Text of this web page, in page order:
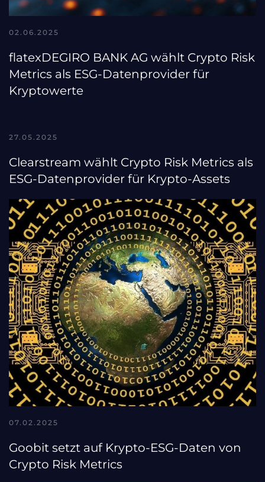
02.06.2025
flatexDEGIRO BANK AG wählt Crypto Risk
Metrics als ESG-Datenprovider für
Kryptowerte
27.05.2025
Clearstream wählt Crypto Risk Metrics als
ESG-Datenprovider für Krypto-Assets
07.02.2025
Goobit setzt auf Krypto-ESG-Daten von
Crypto Risk Metrics